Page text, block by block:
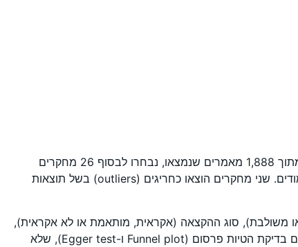
החוקרים ערכו סקירה מקיפה במאגרי מידע מובילים (PsycINFO, ERIC, Web of Science ועוד), ובחנו גם עבודות גמר ודוחות מקצועיים. מתוך 1,888 מאמרים שנמצאו, נבחרו לבסוף 26 מחקרים
אמפיריים שעמדו בקריטריונים: פורסמו בין 2010 ל-2022, נערכו בצפון אמריקה, כללו קבוצת ביקורת, ומדדו תוצאות של נשירה או סיום לימודים. שני מחקרים הוצאו כחריגים (outliers) בשל תוצאות
או משולבת), סוג ההקצאה (אקראית, מותאמת או לא אקראית),
ורמת התלמידים (כלל האוכלוסייה או תלמידים בסיכון). גודל האפקט חושב באמצעות מדד Hedge’s g, ונערכה אנליזה רב-שלבית שכללה גם בדיקת הטיות פרסום (Funnel plot ו-Egger test), שלא